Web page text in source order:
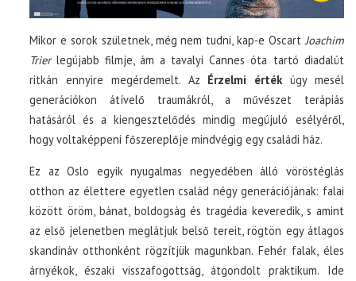
Mikor e sorok születnek, még nem tudni, kap-e Oscart Joachim
Trierlegújabb filmje, ám a tavalyi Cannes óta tartó diadalút
ritkán ennyire megérdemelt. Az Érzelmi érték úgy mesél
generációkon átívelő traumákról, a művészet terápiás
hatásáról és a kiengesztelődés mindig megújuló esélyéről,
hogy voltaképpeni főszereplője mindvégig egy családi ház.
Ez az Oslo egyik nyugalmas negyedében álló vöröstéglás
otthon az élettere egyetlen család négy generációjának: falai
között öröm, bánat, boldogság és tragédia keveredik, s amint
az első jelenetben meglátjuk belső tereit, rögtön egy átlagos
skandináv otthonként rögzítjük magunkban. Fehér falak, éles
árnyékok, északi visszafogottság, átgondolt praktikum. Ide